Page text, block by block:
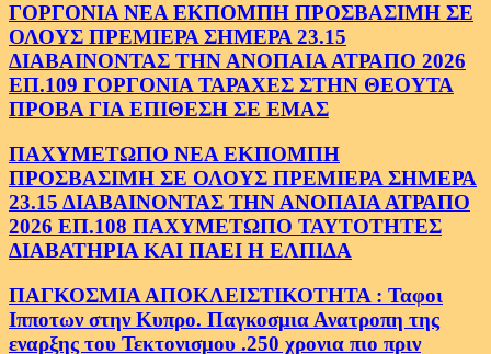
ΓΟΡΓΟΝΙΑ ΝΕΑ ΕΚΠΟΜΠΗ ΠΡΟΣΒΑΣΙΜΗ ΣΕ
ΟΛΟΥΣ ΠΡΕΜΙΕΡΑ ΣΗΜΕΡΑ 23.15
ΔΙΑΒΑΙΝΟΝΤΑΣ ΤΗΝ ΑΝΟΠΑΙΑ ΑΤΡΑΠΟ 2026
ΕΠ.109 ΓΟΡΓΟΝΙΑ ΤΑΡΑΧΕΣ ΣΤΗΝ ΘΕΟΥΤΑ
ΠΡΟΒΑ ΓΙΑ ΕΠΙΘΕΣΗ ΣΕ ΕΜΑΣ
ΠΑΧΥΜΕΤΩΠΟ ΝΕΑ ΕΚΠΟΜΠΗ
ΠΡΟΣΒΑΣΙΜΗ ΣΕ ΟΛΟΥΣ ΠΡΕΜΙΕΡΑ ΣΗΜΕΡΑ
23.15 ΔΙΑΒΑΙΝΟΝΤΑΣ ΤΗΝ ΑΝΟΠΑΙΑ ΑΤΡΑΠΟ
2026 ΕΠ.108 ΠΑΧΥΜΕΤΩΠΟ ΤΑΥΤΟΤΗΤΕΣ
ΔΙΑΒΑΤΗΡΙΑ ΚΑΙ ΠΑΕΙ Η ΕΛΠΙΔΑ
ΠΑΓΚΟΣΜΙΑ ΑΠΟΚΛΕΙΣΤΙΚΟΤΗΤΑ : Ταφοι
Ιπποτων στην Κυπρο. Παγκοσμια Ανατροπη της
εναρξης του Τεκτονισμου .250 χρονια πιο πριν